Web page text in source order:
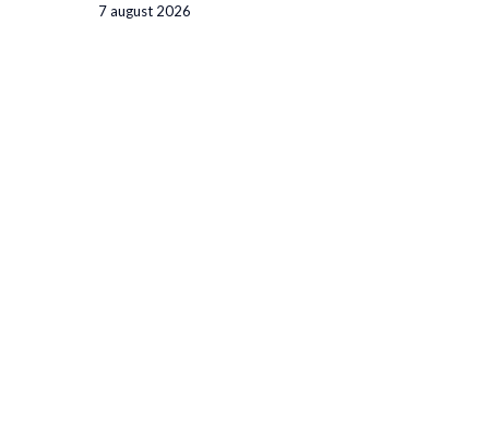
7 august 2026